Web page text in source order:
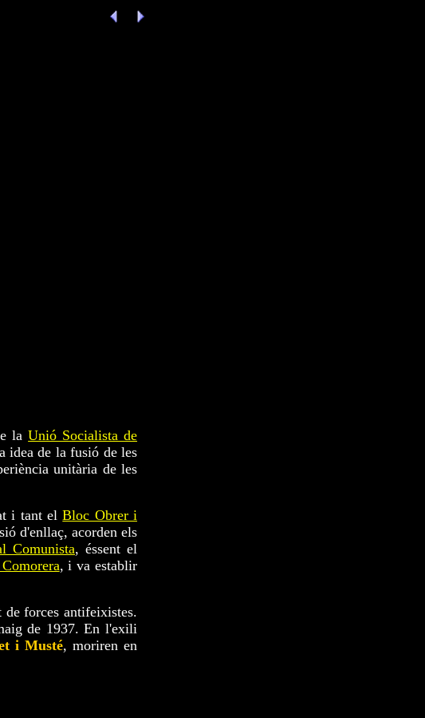
laUnió Socialista de
idea de la fusió de les
unitària de les
i tant elBloc Obrer i
d'enllaç, acorden els
Comunista, éssent el
, i va establir
de forces antifeixistes.
de 1937. En l'exili
i Musté, moriren en